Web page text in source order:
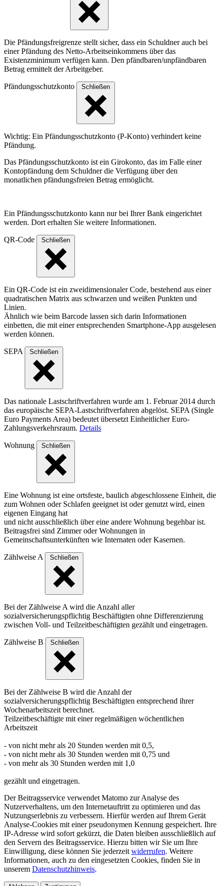
Die Pfändungsfreigrenze stellt sicher, dass ein Schuldner auch bei
einer Pfändung des Netto-Arbeitseinkommens über das
Existenzminimum verfügen kann. Den pfändbaren/unpfändbaren
Betrag ermittelt der Arbeitgeber.
Pfändungsschutzkonto Schließen
Wichtig: Ein Pfändungsschutzkonto (P-Konto) verhindert keine
Pfändung.
Das Pfändungsschutzkonto ist ein Girokonto, das im Falle einer
Kontopfändung dem Schuldner die Verfügung über den
monatlichen pfändungsfreien Betrag ermöglicht.
Ein Pfändungsschutzkonto kann nur bei Ihrer Bank eingerichtet
werden. Dort erhalten Sie weitere Informationen.
QR-Code Schließen
Ein QR-Code ist ein zweidimensionaler Code, bestehend aus einer
quadratischen Matrix aus schwarzen und weißen Punkten und
Linien.
Ähnlich wie beim Barcode lassen sich darin Informationen
einbetten, die mit einer entsprechenden Smartphone-App ausgelesen
werden können.
SEPA Schließen
Das nationale Lastschriftverfahren wurde am 1. Februar 2014 durch
das europäische SEPA-Lastschriftverfahren abgelöst. SEPA (Single
Euro Payments Area) bedeutet übersetzt Einheitlicher Euro-
Zahlungsverkehrsraum. Details
Wohnung Schließen
Eine Wohnung ist eine ortsfeste, baulich abgeschlossene Einheit, die
zum Wohnen oder Schlafen geeignet ist oder genutzt wird, einen
eigenen Eingang hat
und nicht ausschließlich über eine andere Wohnung begehbar ist.
Beitragsfrei sind Zimmer oder Wohnungen in
Gemeinschaftsunterkünften wie Internaten oder Kasernen.
Zählweise A Schließen
Bei der Zählweise A wird die Anzahl aller
sozialversicherungspflichtig Beschäftigten ohne Differenzierung
zwischen Voll- und Teilzeitbeschäftigten gezählt und eingetragen.
Zählweise B Schließen
Bei der Zählweise B wird die Anzahl der
sozialversicherungspflichtig Beschäftigten entsprechend ihrer
Wochenarbeitszeit berechnet.
Teilzeitbeschäftigte mit einer regelmäßigen wöchentlichen
Arbeitszeit
- von nicht mehr als 20 Stunden werden mit 0,5,
- von nicht mehr als 30 Stunden werden mit 0,75 und
- von mehr als 30 Stunden werden mit 1,0
gezählt und eingetragen.
Der Beitragsservice verwendet Matomo zur Analyse des
Nutzerverhaltens, um den Internetauftritt zu optimieren und das
Nutzungserlebnis zu verbessern. Hierfür werden auf Ihrem Gerät
Analyse-Cookies mit einer pseudonymen Kennung gespeichert. Ihre
IP-Adresse wird sofort gekürzt, die Daten bleiben ausschließlich auf
den Servern des Beitragsservice. Hierzu bitten wir Sie um Ihre
Einwilligung, diese können Sie jederzeit widerrufen. Weitere
Informationen, auch zu den eingesetzten Cookies, finden Sie in
unserem Datenschutzhinweis.